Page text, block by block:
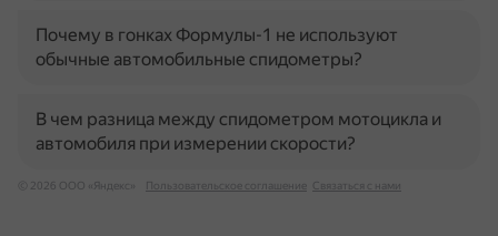
Почему в гонках Формулы-1 не используют
обычные автомобильные спидометры?
В чем разница между спидометром мотоцикла и
автомобиля при измерении скорости?
© 2026 ООО «Яндекс» Пользовательское соглашение Связаться с нами